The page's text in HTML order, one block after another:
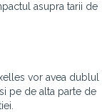
asupra tarii de
vor avea dublul
pe de alta parte de